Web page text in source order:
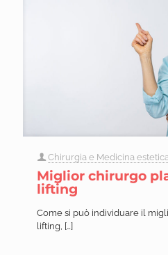
Chirurgia e Medicina estetica
Miglior chirurgo
lifting
Come si può individuare il
lifting, […]